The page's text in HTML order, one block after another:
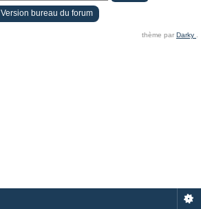
Version bureau du forum
thème par Darky